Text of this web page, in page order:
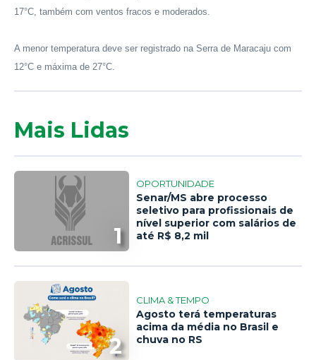
17°C, também com ventos fracos e moderados.
A menor temperatura deve ser registrado na Serra de Maracaju com
12°C e máxima de 27°C.
Mais Lidas
1
OPORTUNIDADE
Senar/MS abre processo
seletivo para profissionais de
nível superior com salários de
até R$ 8,2 mil
2
CLIMA & TEMPO
Agosto terá temperaturas
acima da média no Brasil e
chuva no RS